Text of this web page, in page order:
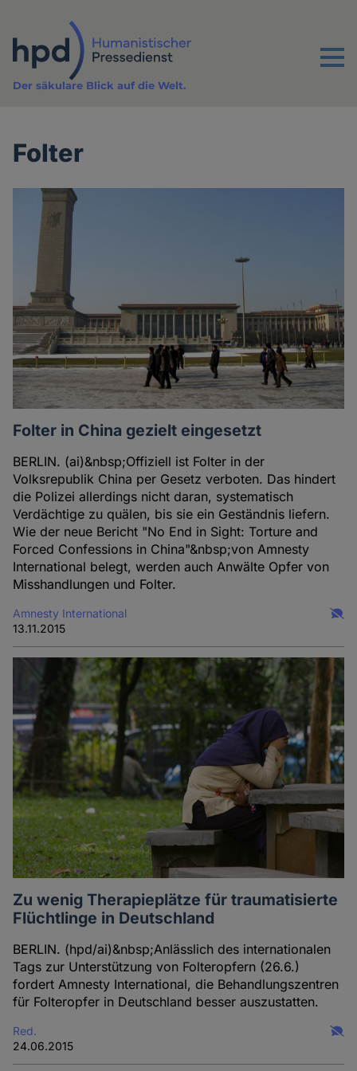
Inhalt
Menu
Der säkulare Blick auf die Welt.
Folter
Folter in China gezielt eingesetzt
BERLIN. (ai)&nbsp;Offiziell ist Folter in der
Volksrepublik China per Gesetz verboten. Das hindert
die Polizei allerdings nicht daran, systematisch
Verdächtige zu quälen, bis sie ein Geständnis liefern.
Wie der neue Bericht "No End in Sight: Torture and
Forced Confessions in China"&nbsp;von Amnesty
International belegt, werden auch Anwälte Opfer von
Misshandlungen und Folter.
Amnesty International
13.11.2015
Zu wenig Therapieplätze für traumatisierte
Flüchtlinge in Deutschland
BERLIN. (hpd/ai)&nbsp;Anlässlich des internationalen
Tags zur Unterstützung von Folteropfern (26.6.)
fordert Amnesty International, die Behandlungszentren
für Folteropfer in Deutschland besser auszustatten.
Red.
24.06.2015